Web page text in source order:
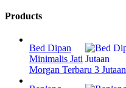
Products
Bed Dipan
Minimalis Jati
Morgan Terbaru 3 Jutaan